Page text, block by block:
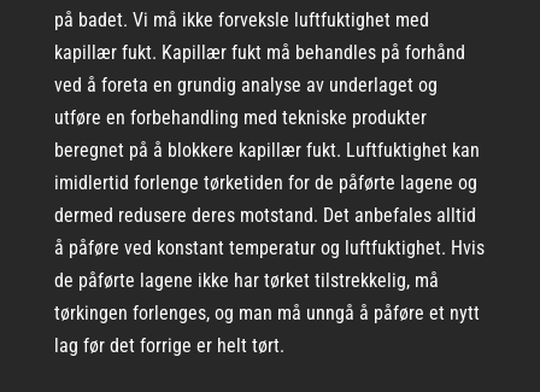
på badet. Vi må ikke forveksle luftfuktighet med
kapillær fukt. Kapillær fukt må behandles på forhånd
ved å foreta en grundig analyse av underlaget og
utføre en forbehandling med tekniske produkter
beregnet på å blokkere kapillær fukt. Luftfuktighet kan
imidlertid forlenge tørketiden for de påførte lagene og
dermed redusere deres motstand. Det anbefales alltid
å påføre ved konstant temperatur og luftfuktighet. Hvis
de påførte lagene ikke har tørket tilstrekkelig, må
tørkingen forlenges, og man må unngå å påføre et nytt
lag før det forrige er helt tørt.